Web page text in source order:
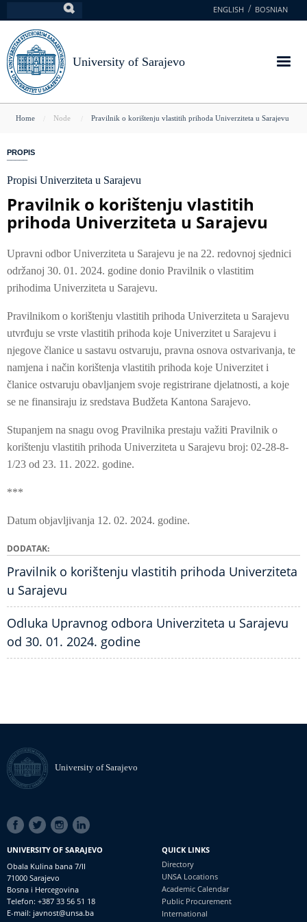
to
main
content
ENGLISH BOSNIAN
University of Sarajevo
You
here
Home Node Pravilnik o korištenju vlastitih prihoda Univerziteta u Sarajevu
PROPIS
Propisi Univerziteta u Sarajevu
Pravilnik o korištenju vlastitih
prihoda Univerziteta u Sarajevu
Upravni odbor Univerziteta u Sarajevu je na 22. redovnoj sjednici
održanoj 30. 01. 2024. godine donio Pravilnik o vlastitim
prihodima Univerziteta u Sarajevu.
Pravilnikom o korištenju vlastitih prihoda Univerziteta u Sarajevu
utvrđuju se vrste vlastitih prihoda koje Univerzitet u Sarajevu i
njegove članice u sastavu ostvaruju, pravna osnova ostvarivanja, te
namjena i način korištenja vlastitih prihoda koje Univerzitet i
članice ostvaruju obavljanjem svoje registrirane djelatnosti, a koje
se ne finansiraju iz sredstava Budžeta Kantona Sarajevo.
Stupanjem na snagu ovog Pravilnika prestaju važiti Pravilnik o
korištenju vlastitih prihoda Univerziteta u Sarajevu broj: 02-28-8-
1/23 od 23. 11. 2022. godine.
***
Datum objavljivanja 12. 02. 2024. godine.
DODATAK
Pravilnik o korištenju vlastitih prihoda Univerziteta
u Sarajevu
Odluka Upravnog odbora Univerziteta u Sarajevu
od 30. 01. 2024. godine
University of Sarajevo
SOCIAL
LINKS
UNIVERSITY OF SARAJEVO
Obala Kulina bana 7/II
71000 Sarajevo
Bosna i Hercegovina
Telefon: +387 33 56 51 18
E-mail: javnost@unsa.ba
QUICK LINKS
Directory
UNSA Locations
Academic Calendar
Public Procurement
International